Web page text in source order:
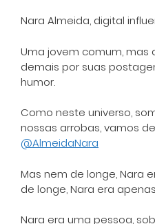
Nara Almeida, digital
Uma jovem comum, mas
demais por suas
humor.
Como neste universo,
nossas arrobas, vamos
@AlmeidaNara
Mas nem de longe, Nara
de longe, Nara era
Nara era uma pessoa,